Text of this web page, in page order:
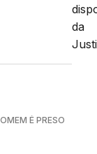
da
É PRESO